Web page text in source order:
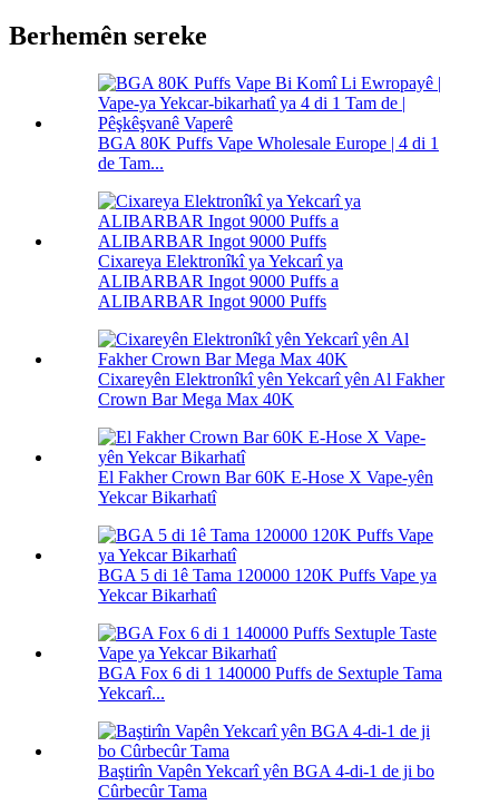
Berhemên sereke
BGA 80K Puffs Vape Wholesale Europe | 4 di 1
de Tam...
Cixareya Elektronîkî ya Yekcarî ya
ALIBARBAR Ingot 9000 Puffs a
ALIBARBAR Ingot 9000 Puffs
Cixareyên Elektronîkî yên Yekcarî yên Al Fakher
Crown Bar Mega Max 40K
El Fakher Crown Bar 60K E-Hose X Vape-yên
Yekcar Bikarhatî
BGA 5 di 1ê Tama 120000 120K Puffs Vape ya
Yekcar Bikarhatî
BGA Fox 6 di 1 140000 Puffs de Sextuple Tama
Yekcarî...
Baştirîn Vapên Yekcarî yên BGA 4-di-1 de ji bo
Cûrbecûr Tama